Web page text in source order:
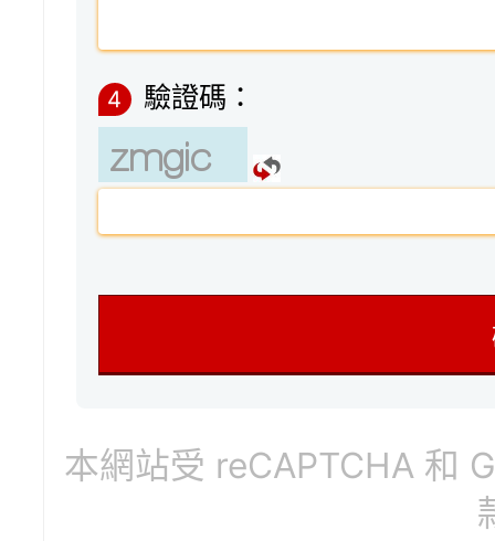
4 驗證碼：
本網站受 reCAPTCHA 和